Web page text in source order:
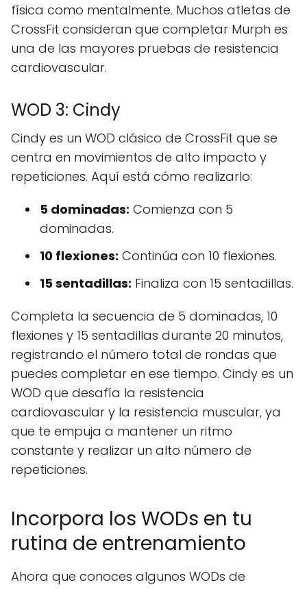
física como mentalmente. Muchos atletas de
CrossFit consideran que completar Murph es
una de las mayores pruebas de resistencia
cardiovascular.
WOD 3: Cindy
Cindy es un WOD clásico de CrossFit que se
centra en movimientos de alto impacto y
repeticiones. Aquí está cómo realizarlo:
5 dominadas: Comienza con 5
dominadas.
10 flexiones: Continúa con 10 flexiones.
15 sentadillas: Finaliza con 15 sentadillas.
Completa la secuencia de 5 dominadas, 10
flexiones y 15 sentadillas durante 20 minutos,
registrando el número total de rondas que
puedes completar en ese tiempo. Cindy es un
WOD que desafía la resistencia
cardiovascular y la resistencia muscular, ya
que te empuja a mantener un ritmo
constante y realizar un alto número de
repeticiones.
Incorpora los WODs en tu
rutina de entrenamiento
Ahora que conoces algunos WODs de